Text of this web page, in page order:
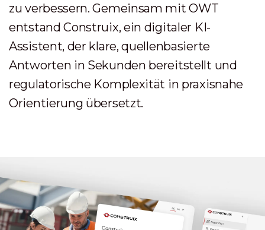
zu verbessern. Gemeinsam mit OWT
entstand Construix, ein digitaler KI-
Assistent, der klare, quellenbasierte
Antworten in Sekunden bereitstellt und
regulatorische Komplexität in praxisnahe
Orientierung übersetzt.